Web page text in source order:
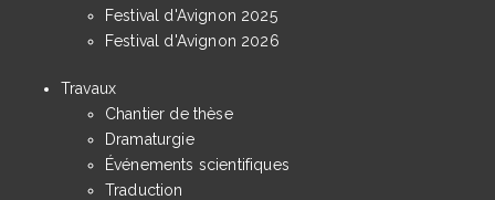
Festival d'Avignon 2025
Festival d'Avignon 2026
Travaux
Chantier de thèse
Dramaturgie
Événements scientifiques
Traduction